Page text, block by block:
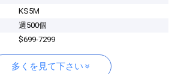
KS5M
週500個
$699-7299
多くを見て下さい